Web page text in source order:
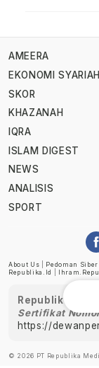
AMEERA
EKONOMI SYARIAH
SKOR
KHAZANAH
IQRA
ISLAM DIGEST
NEWS
ANALISIS
SPORT
About Us Pedoman Siber
Republika.id
Republika
Sertifikat
https://
© 2026 PT Republika